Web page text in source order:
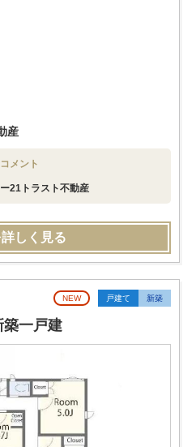
産
メント
21トラスト不動産
しく見る
NEW 戸建て 新築
築一戸建